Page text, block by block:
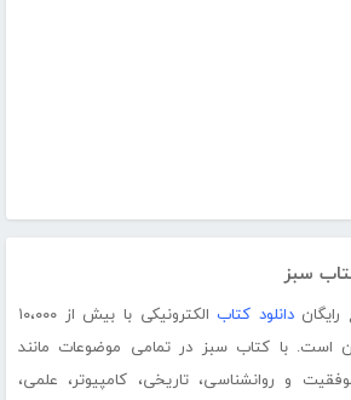
سبز
رایگاندانلود کتاب
الکترونیکی با بیش از ۱۰،۰۰۰
است. با کتاب سبز در تمامی موضوعات مانند
و روانشناسی، تاریخی، کامپیوتر، علمی،